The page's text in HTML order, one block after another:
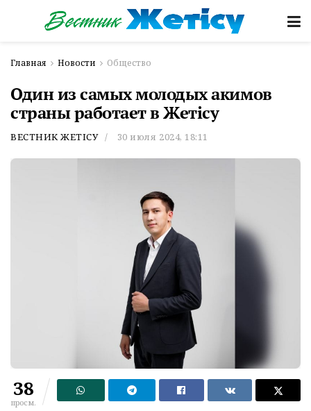
Главная Новости Общество
Один из самых молодых акимов
страны работает в Жетісу
ВЕСТНИК ЖЕТІСУ 30 июля 2024, 18:11
38
просм.